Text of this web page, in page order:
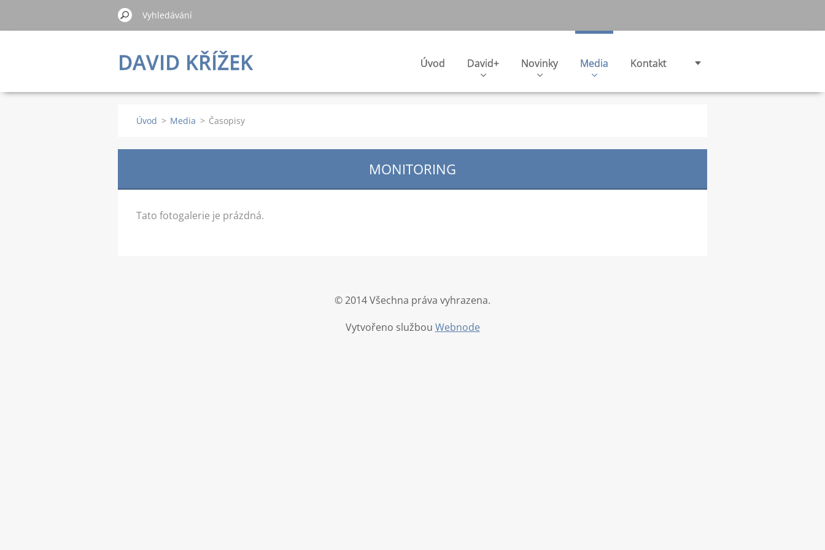
DAVID KŘÍŽEK Úvod David+ Novinky Media Kontakt
Úvod > Media > Časopisy
MONITORING
Tato fotogalerie je prázdná.
© 2014 Všechna práva vyhrazena.
Vytvořeno službou Webnode